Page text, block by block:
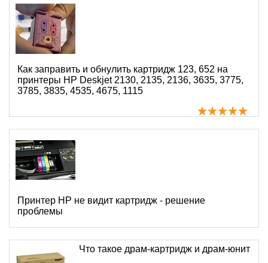
Как заправить и обнулить картридж 123, 652 на
принтеры HP Deskjet 2130, 2135, 2136, 3635, 3775,
3785, 3835, 4535, 4675, 1115
Принтер HP не видит картридж - решение
проблемы
Что такое драм-картридж и драм-юнит